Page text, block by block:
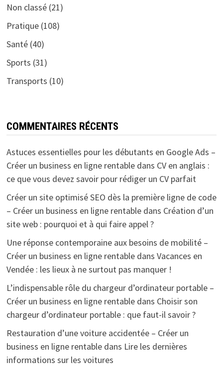
Non classé(21)
Pratique(108)
Santé(40)
Sports (31)
Transports (10)
COMMENTAIRES RÉCENTS
Astuces essentielles pour les débutants en Google Ads –
Créer un business en ligne rentabledans CV en anglais :
ce que vous devez savoir pour rédiger un CV parfait
Créer un site optimisé SEO dès la première ligne de code
– Créer un business en ligne rentabledans Création d’un
site web : pourquoi et à qui faire appel ?
Une réponse contemporaine aux besoins de mobilité –
Créer un business en ligne rentabledans Vacances en
Vendée : les lieux à ne surtout pas manquer !
L’indispensable rôle du chargeur d’ordinateur portable –
Créer un business en ligne rentabledans Choisir son
chargeur d’ordinateur portable : que faut-il savoir ?
Restauration d’une voiture accidentée – Créer un
business en ligne rentabledans Lire les dernières
informations sur les voitures